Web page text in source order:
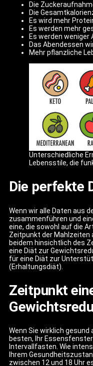
Die
Die
Es wird mehr
Es werden mehr
Es werden weniger
Das Abendessen
Mehr pflanzliche
Unterschiedliche
Lebensstile, die
Die perfekte
Wenn wir alle Daten aus
zusammenführen und
eine, die sowohl auf die
Zeitpunkt der Mahlzeiten
beidem hinsichtlich des
eine Diät zur
für eine Diät zur
(Erhaltungsdiät).
Zeitpunkt
Wenn Sie wirklich
besten, Ihr
Intervallfasten. Wie
Ihrem
zwischen 12 und 18 Uhr